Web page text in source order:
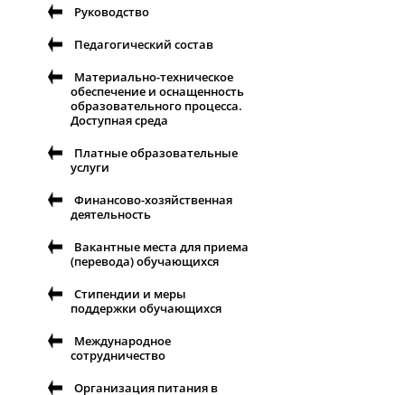
Руководство
Педагогический состав
Материально-техническое
обеспечение и оснащенность
образовательного процесса.
Доступная среда
Платные образовательные
услуги
Финансово-хозяйственная
деятельность
Вакантные места для приема
(перевода) обучающихся
Стипендии и меры
поддержки обучающихся
Международное
сотрудничество
Организация питания в